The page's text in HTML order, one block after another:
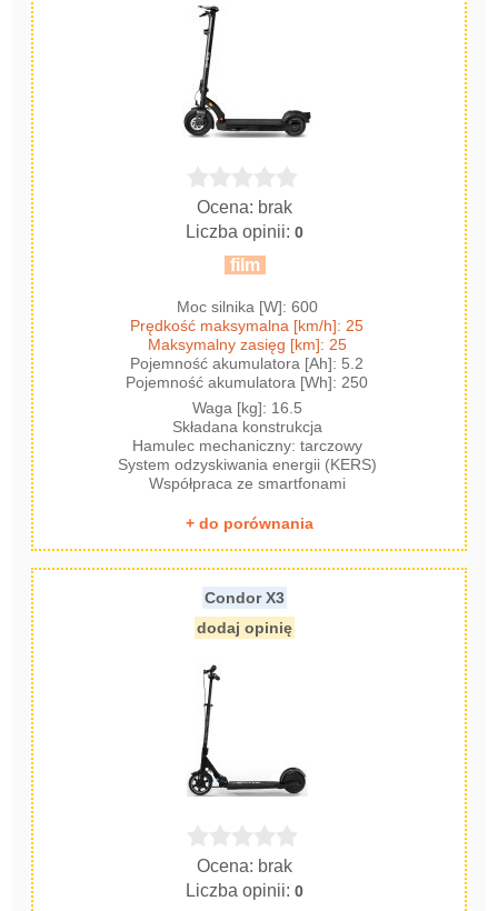
Ocena: brak
Liczba opinii:0
film
Moc silnika [W]: 600
Prędkość maksymalna [km/h]: 25
Maksymalny zasięg [km]: 25
Pojemność akumulatora [Ah]: 5.2
Pojemność akumulatora [Wh]: 250
Waga [kg]: 16.5
Składana konstrukcja
Hamulec mechaniczny: tarczowy
System odzyskiwania energii (KERS)
Współpraca ze smartfonami
+ do porównania
Condor X3
dodaj opinię
Ocena: brak
Liczba opinii:0